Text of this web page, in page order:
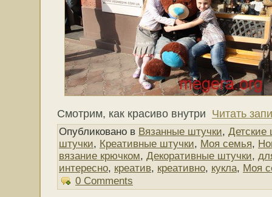
Смотрим, как красиво внутри Читать
Опубликовано в Вязанные штучки, Детские
штучки, Креативные штучки, Моя семья,
вязание крючком, Декоративные штучки,
интересно, креатив, креативно, кукла, Моя
0 Comments